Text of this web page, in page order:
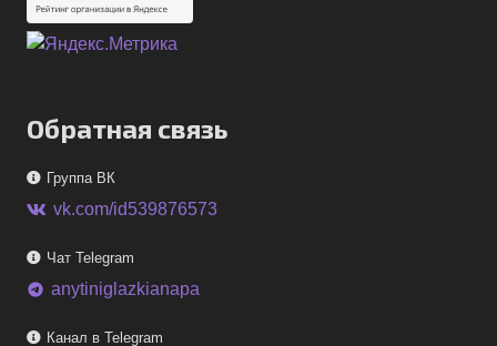
Обратная связь
Группа ВК
vk.com/id539876573
Чат Telegram
telegram anytiniglazkianapa
Канал в Telegram